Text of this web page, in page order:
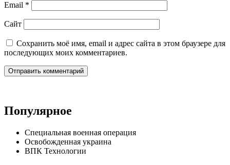
Email *
Сайт
Сохранить моё имя, email и адрес сайта в этом браузере для
последующих моих комментариев.
Популярное
Специальная военная операция
Освобожденная украина
ВПК Технологии